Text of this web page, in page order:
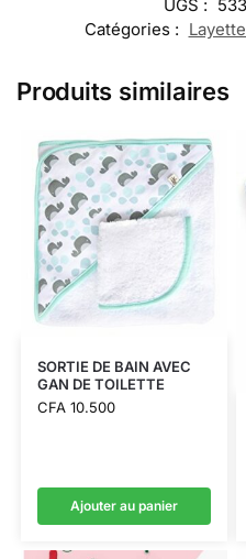
UGS :
Catégories :
Produits similaires
SORTIE DE BAIN AVEC
GAN DE TOILETTE
CFA10.500
Ajouter au panier